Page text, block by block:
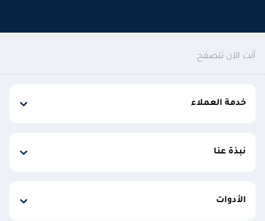
أنت الآن تتصفح
خدمة العملاء
نبذة عنا
الأدوات